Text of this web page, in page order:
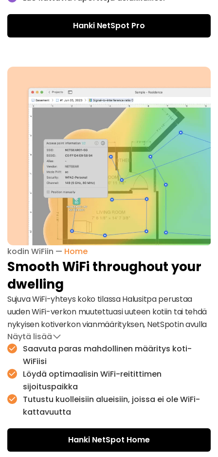
NetSpot PRO on täydellinen pienille yrityksille tai
itsenäisille urakoitsijoille, tarjoten heille kaupalliset
oikeudet pienemmässä mittakaavassa langattoman
perusteellisen analyysin suorittamiseen ja
WiFin optimoinnin ja parantamisen kannalta.
Hanki NetSpot Pro
kodin WiFiin — Home
Smooth WiFi throughout your
dwelling
Sujuva WiFi-yhteys koko tilassa Halusitpa perustaa
uuden WiFi-verkon muutettuasi uuteen kotiin tai tehdä
nykyisen kotiverkon vianmäärityksen, NetSpotin avulla
se on helppoa!
Voit rakentaa lämpökartan yksityisasuntosi WiFi-
kattavuudesta ja löytää heti heikoimmat kohdat,
joissa signaalin vahvuus on huono. Kerättyjen tietojen
avulla voit tunnistaa ja poistaa mahdolliset WiFi-
ongelmat.
Näytä lisää
Saavuta paras mahdollinen määritys koti-
WiFiisi
Löydä optimaalisin WiFi-reitittimen
sijoituspaikka
Tutustu kuolleisiin alueisiin, joissa ei ole WiFi-
kattavuutta
Hanki NetSpot Home